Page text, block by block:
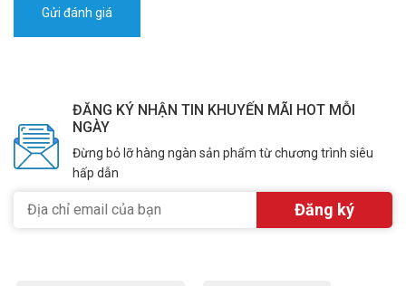
ĐĂNG KÝ NHẬN TIN KHUYẾN MÃI HOT MỖI
NGÀY
Đừng bỏ lỡ hàng ngàn sản phẩm từ chương trình siêu
hấp dẫn